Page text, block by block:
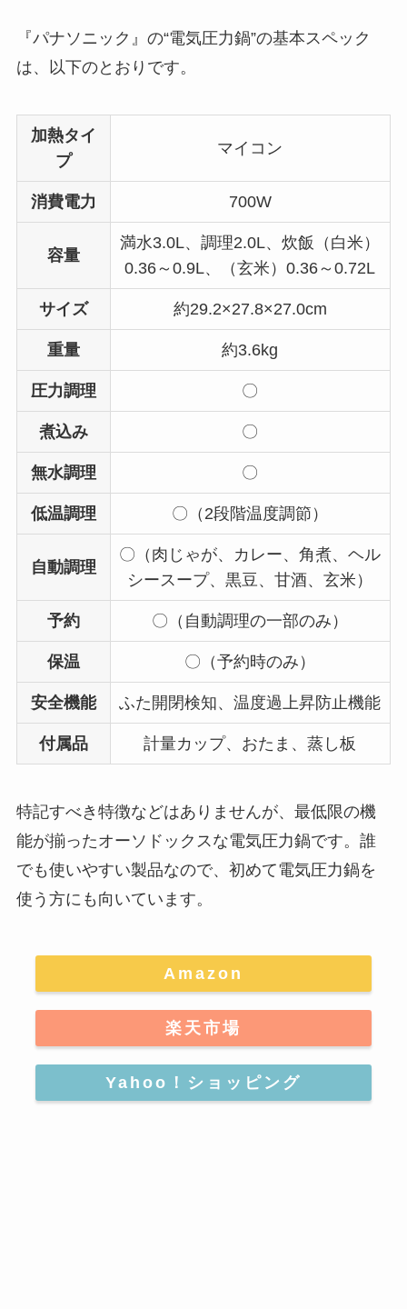
『パナソニック』の“電気圧力鍋”の基本スペック
は、以下のとおりです。
加熱タイ
プ
マイコン
消費電力 700W
容量
満水3.0L、調理2.0L、炊飯（白米）
0.36～0.9L、（玄米）0.36～0.72L
サイズ 約29.2×27.8×27.0cm
重量 約3.6kg
圧力調理 〇
煮込み 〇
無水調理 〇
低温調理 〇（2段階温度調節）
自動調理
〇（肉じゃが、カレー、角煮、ヘル
シースープ、黒豆、甘酒、玄米）
予約 〇（自動調理の一部のみ）
保温 〇（予約時のみ）
安全機能 ふた開閉検知、温度過上昇防止機能
付属品 計量カップ、おたま、蒸し板
特記すべき特徴などはありませんが、最低限の機
能が揃ったオーソドックスな電気圧力鍋です。 誰
でも使いやすい製品なので、初めて電気圧力鍋を
使う方にも向いています。
Amazon
楽天市場
Yahoo！ショッピング